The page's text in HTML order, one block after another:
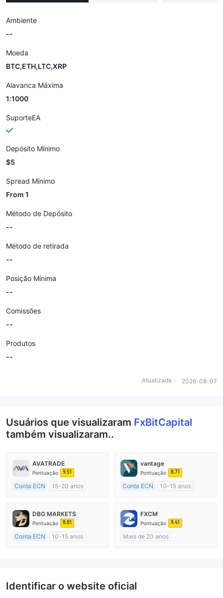
Ambiente
--
Moeda
BTC,ETH,LTC,XRP
Alavanca Máxima
1:1000
SuporteEA
Depósito Mínimo
$5
Spread Mínimo
From 1
Método de Depósito
--
Método de retirada
--
Posição Mínima
--
Comissões
--
Produtos
--
Atualizada： 2026-08-07
Usuários que visualizaram FxBitCapital
também visualizaram..
AVATRADE
Pontuação 9.51
Conta ECN
15-20 anos
Market Marketing (MM)
Etiqueta principal MT4
vantage
Pontuação 8.71
Conta ECN
10-15 anos
Market Marketing (MM)
Etiqueta principal MT4
DBG MARKETS
Pontuação 8.81
Conta ECN
10-15 anos
FXCM
Pontuação 9.41
Mais de 20 anos
Identificar o website oficial